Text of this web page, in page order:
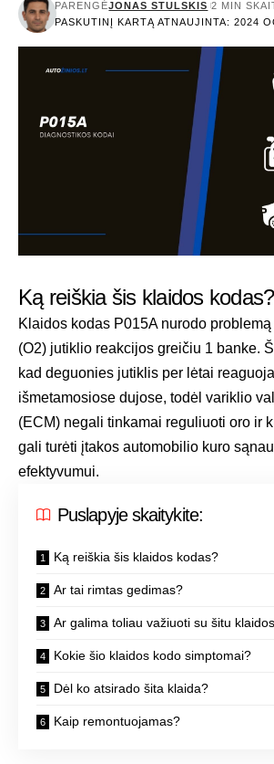
PASKUTINĮ KARTĄ ATNAUJINTA: 2024
PARENGĖJONAS STULSKIS 2 MIN
Ką reiškia šis klaidos kodas?
Klaidos kodas P015A nurodo
(O2) jutiklio reakcijos greičiu 1 banke.
kad deguonies jutiklis per lėtai
išmetamosiose dujose, todėl variklio
(ECM) negali tinkamai reguliuoti oro ir
gali turėti įtakos automobilio kuro
efektyvumui.
Puslapyje skaitykite:
Ką reiškia šis klaidos kodas?
Ar tai rimtas gedimas?
Ar galima toliau važiuoti su šitu
Kokie šio klaidos kodo simptomai?
Dėl ko atsirado šita klaida?
Kaip remontuojamas?